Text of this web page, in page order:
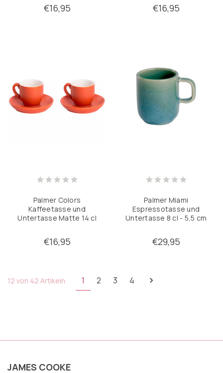
€16,95 €16,95
Palmer Colors
Kaffeetasse und
Untertasse Matte 14 cl
€16,95
Palmer Miami
Espressotasse und
Untertasse 8 cl - 5,5 cm
€29,95
12 von 42 Artikeln 1 2 3 4
JAMES COOKE